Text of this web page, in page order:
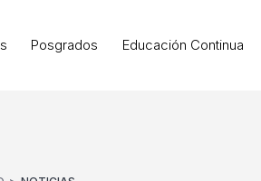
Posgrados Educación Continua